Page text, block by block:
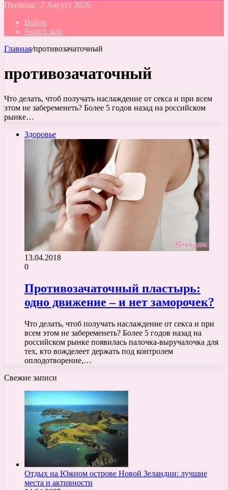
Пятница , 7 Август 2026
Войти
Switch skin
Главная/противозачаточный
противозачаточный
Что делать, чтоб получать наслаждение от секса и при всем
этом не забеременеть? Более 5 годов назад на российском
рынке…
Здоровье
13.04.2018
0
Противозачаточный пластырь:
одно движение – и нет заморочек?
Что делать, чтоб получать наслаждение от секса и при
всем этом не забеременеть? Более 5 годов назад на
российском рынке появилась палочка-выручалочка для
тех, кто вожделеет держать под контролем
оплодотворение,…
Свежие записи
Отдых на Южном острове Новой Зеландии: лучшие
места и активности